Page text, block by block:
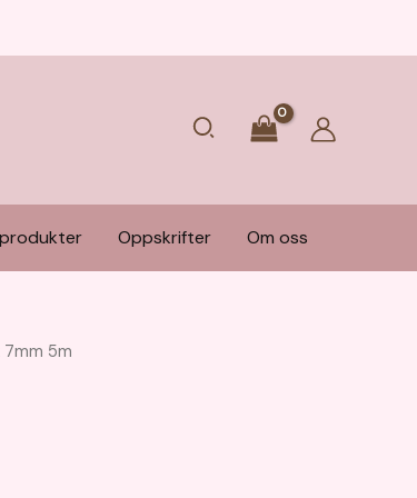
Søk
Oppskrifter Om oss
7mm 5m